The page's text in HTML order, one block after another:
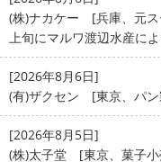
(株)ナカケー [兵庫、元ス
上旬にマルワ渡辺水産に
[2026年8月6日]
(有)ザクセン [東京、パ
[2026年8月5日]
(株)太子堂 [東京、菓子小